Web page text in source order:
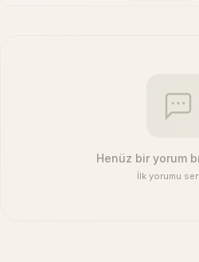
Henüz bir yorum
İlk yorumu